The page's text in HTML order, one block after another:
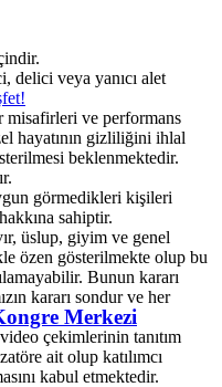
delici veya yanıcı alet
misafirleri ve performans
hayatının gizliliğini ihlal
beklenmektedir.
görmedikleri kişileri
sahiptir.
üslup, giyim ve genel
özen gösterilmekte olup bu
Bunun kararı
kararı sondur ve her
çekimlerinin tanıtım
ait olup katılımcı
kabul etmektedir.
Merkezi